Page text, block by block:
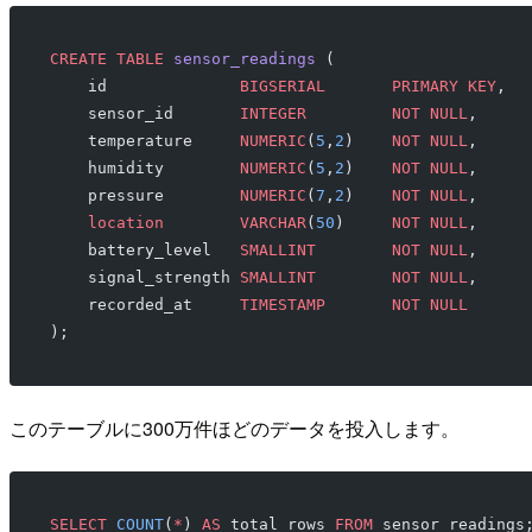
CREATE TABLE sensor_readings (
    id
BIGSERIAL
       PRIMARY KEY
,
    sensor_id
INTEGER
         NOT NULL
,
    temperature
NUMERIC ( 5 , 2 ) NOT NULL,
    humidity
NUMERIC ( 5 , 2 ) NOT NULL,
    pressure
NUMERIC ( 7 , 2 ) NOT NULL,
    location
        VARCHAR
( 50 ) NOT NULL,
    battery_level
SMALLINT
        NOT NULL
,
    signal_strength
SMALLINT
        NOT NULL
,
    recorded_at
TIMESTAMP
       NOT NULL
);
このテーブルに300万件ほどのデータを投入します。
SELECT COUNT( * ) AS total_rows FROM